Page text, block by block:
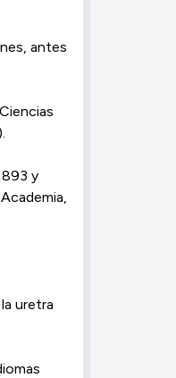
antes
y
uretra